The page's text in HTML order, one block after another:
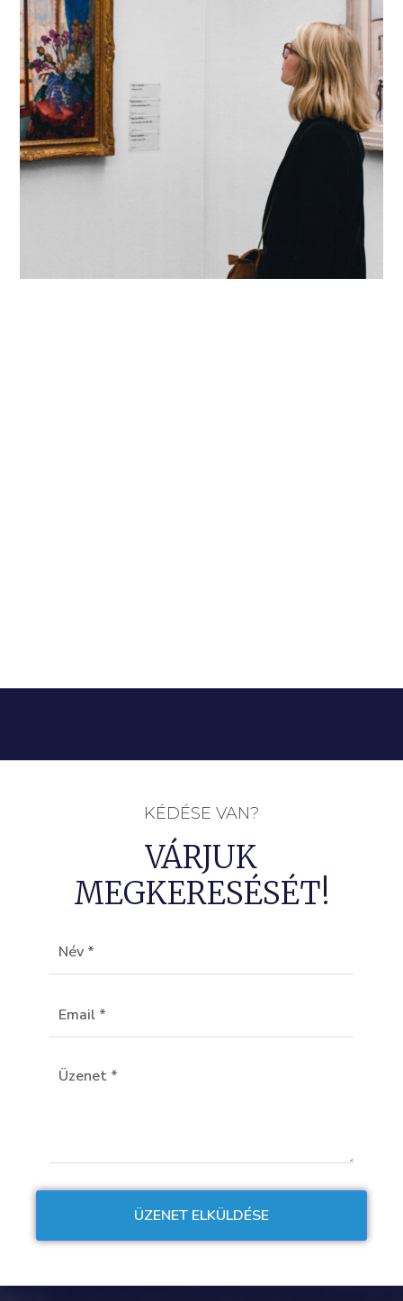
KÉDÉSE VAN?
VÁRJUK
MEGKERESÉSÉT!